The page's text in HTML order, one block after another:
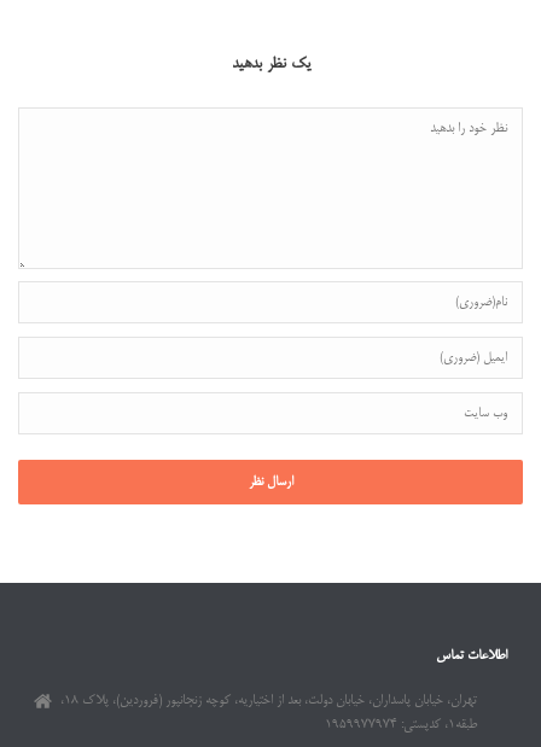
یک نظر بدهید
اطلاعات تماس
تهران، خیابان پاسداران، خیابان دولت، بعد از اختیاریه، کوچه زنجانپور (فروردین)، پلاک ۱۸،
طبقه۱، کدپستی: ۱۹۵۹۹۷۷۹۷۴